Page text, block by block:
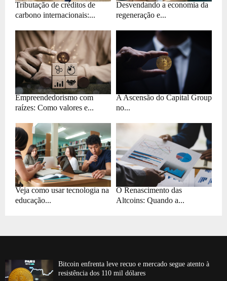
Tributação de créditos de
carbono internacionais:...
Desvendando a economia da
regeneração e...
Empreendedorismo com
raízes: Como valores e...
A Ascensão do Capital Group
no...
Veja como usar tecnologia na
educação...
O Renascimento das
Altcoins: Quando a...
Bitcoin enfrenta leve recuo e mercado segue atento à
resistência dos 110 mil dólares